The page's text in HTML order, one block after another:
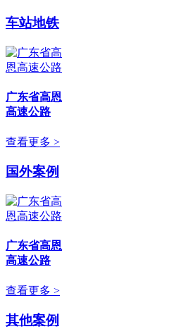
车站地铁
广东省高恩
高速公路
查看更多 >
国外案例
广东省高恩
高速公路
查看更多 >
其他案例